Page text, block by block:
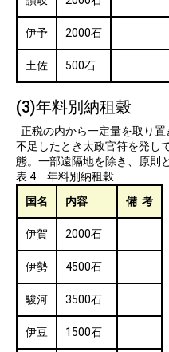
伊予 2000石
土佐 500石
(3)年料別納租穀
正税の内から一定量を取り
不足したとき太政官符を発し
態。一部遠隔地を除き、原則
表.4 年料別納租穀
国名
内容 備 考
伊賀 2000石
伊勢 4500石
駿河 3500石
伊豆 1500石